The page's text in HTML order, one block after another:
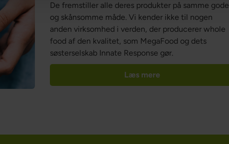
De fremstiller alle deres produkter på samme gode
og skånsomme måde. Vi kender ikke til nogen
anden virksomhed i verden, der producerer whole
food af den kvalitet, som MegaFood og dets
søsterselskab Innate Response gør.
Læs mere